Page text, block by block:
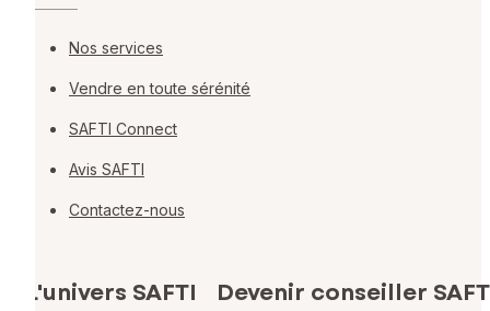
Nos services
Vendre en toute sérénité
SAFTI Connect
Avis SAFTI
Contactez-nous
L'univers SAFTI Devenir conseiller